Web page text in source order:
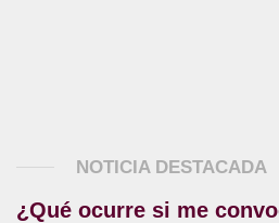
NOTICIA DESTACADA
¿Qué ocurre si me